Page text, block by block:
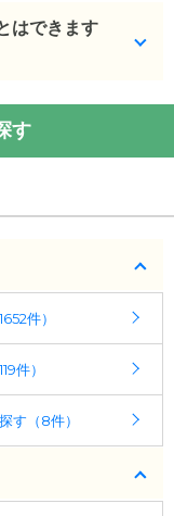
ます。
はできます
す
件）
件）
す（8件）